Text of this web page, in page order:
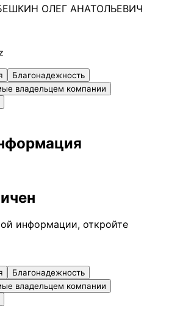
ОЛЕГ АНАТОЛЬЕВИЧ
Благонадежность
владельцем компании
информации, откройте
Благонадежность
владельцем компании